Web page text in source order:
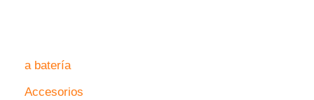
a batería
Accesorios